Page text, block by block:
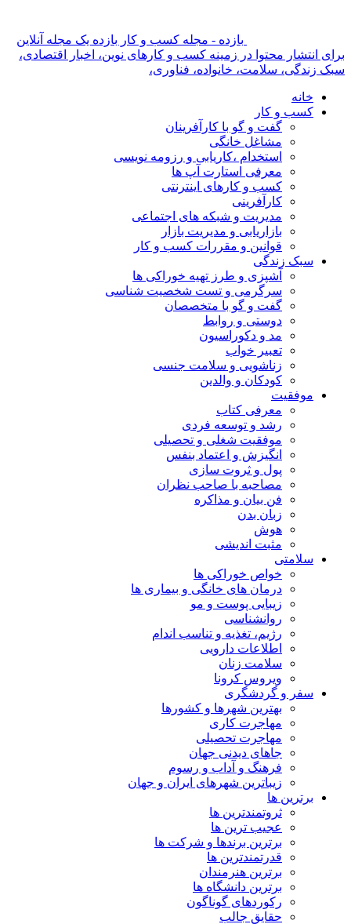
بازده - مجله کسب و کار بازده یک مجله آنلاین
برای انتشار محتوا در زمینه کسب و کارهای نوین، اخبار اقتصادی،
سبک زندگی، سلامت، خانواده، فناوری،
خانه
کسب و کار
گفت و گو با کارآفرینان
مشاغل خانگی
استخدام ،کاریابی و رزومه نویسی
معرفی استارت آپ ها
کسب و کارهای اینترنتی
کارآفرینی
مدیریت و شبکه های اجتماعی
بازاریابی و مدیریت بازار
قوانین و مقررات کسب و کار
سبک زندگی
آشپزی و طرز تهیه خوراکی ها
سرگرمی و تست شخصیت شناسی
گفت و گو با متخصصان
دوستی و روابط
مد و دکوراسیون
تعبیر خواب
زناشویی و سلامت جنسی
کودکان و والدین
موفقیت
معرفی کتاب
رشد و توسعه فردی
موفقیت شغلی و تحصیلی
انگیزش و اعتماد بنفس
پول و ثروت سازی
مصاحبه با صاحب نظران
فن بیان و مذاکره
زبان بدن
هوش
مثبت اندیشی
سلامتی
خواص خوراکی ها
درمان های خانگی و بیماری ها
زیبایی پوست و مو
روانشناسی
رژیم، تغذیه و تناسب اندام
اطلاعات دارویی
سلامت زنان
ویروس کرونا
سفر و گردشگری
بهترین شهرها و کشورها
مهاجرت کاری
مهاجرت تحصیلی
جاهای دیدنی جهان
فرهنگ و آداب و رسوم
زیباترین شهرهای ایران و جهان
برترین ها
ثروتمندترین ها
عجیب ترین ها
برترین برندها و شرکت ها
قدرتمندترین ها
برترین هنرمندان
برترین دانشگاه ها
رکوردهای گوناگون
حقایق جالب